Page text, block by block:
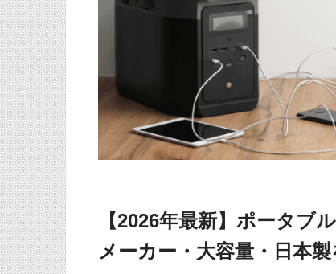
【2026年最新】ポータブ
メーカー・大容量・日本